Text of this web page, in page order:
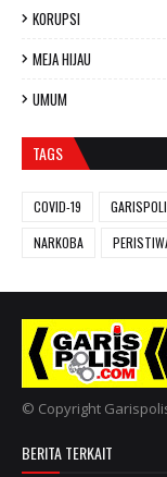
KORUPSI
MEJA HIJAU
UMUM
TAGS
COVID-19
NARKOBA
© Copyright
BERITA TERKAIT